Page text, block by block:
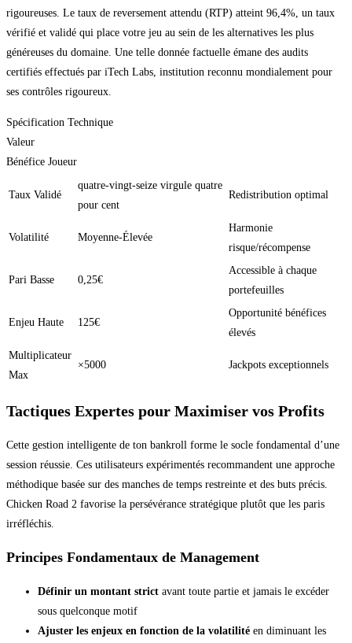
rigoureuses. Le taux de reversement attendu (RTP) atteint 96,4%, un taux
vérifié et validé qui place votre jeu au sein de les alternatives les plus
généreuses du domaine. Une telle donnée factuelle émane des audits
certifiés effectués par iTech Labs, institution reconnu mondialement pour
ses contrôles rigoureux.
Spécification Technique
Valeur
Bénéfice Joueur
Taux Validé
quatre-vingt-seize virgule quatre
pour cent
Redistribution optimal
Volatilité Moyenne-Élevée
Harmonie
risque/récompense
Pari Basse 0,25€
Accessible à chaque
portefeuilles
Enjeu Haute 125€
Opportunité bénéfices
élevés
Multiplicateur
Max
×5000 Jackpots exceptionnels
Tactiques Expertes pour Maximiser vos Profits
Cette gestion intelligente de ton bankroll forme le socle fondamental d’une
session réussie. Ces utilisateurs expérimentés recommandent une approche
méthodique basée sur des manches de temps restreinte et des buts précis.
Chicken Road 2 favorise la persévérance stratégique plutôt que les paris
irréfléchis.
Principes Fondamentaux de Management
Définir un montant strict avant toute partie et jamais le excéder
sous quelconque motif
Ajuster les enjeux en fonction de la volatilité en diminuant les